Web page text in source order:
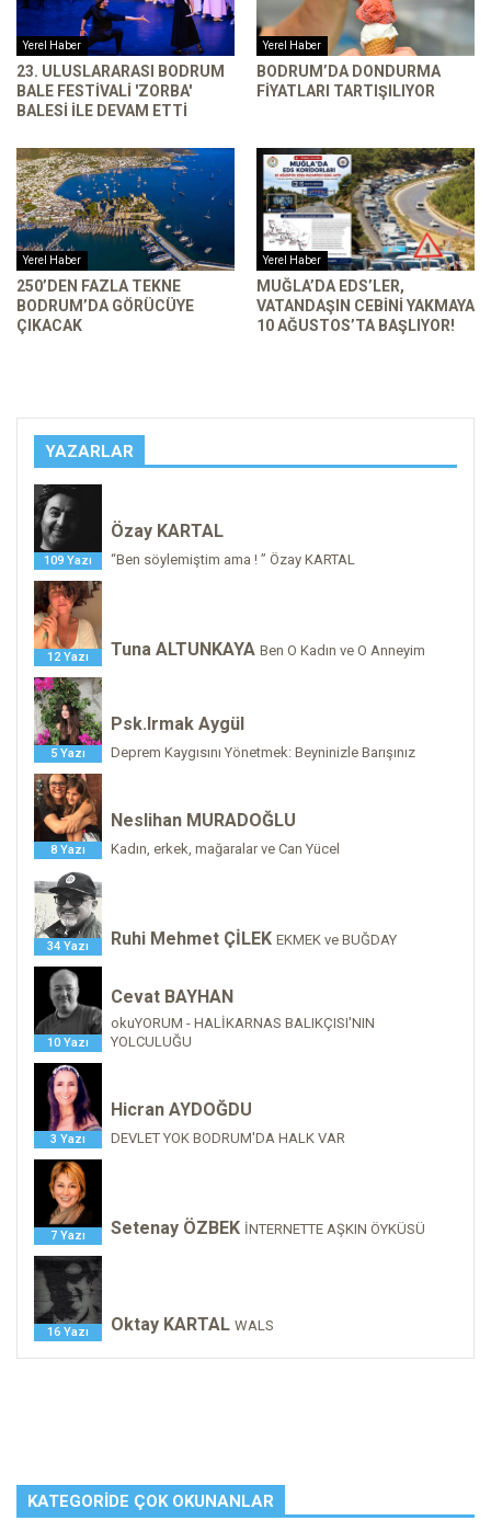
Yerel Haber
23. ULUSLARARASI BODRUM
BALE FESTIVALI 'ZORBA'
BALESI ILE DEVAM ETTI
Yerel Haber
BODRUM’DA DONDURMA
FIYATLARI TARTIŞILIYOR
Yerel Haber
250’DEN FAZLA TEKNE
BODRUM’DA GÖRÜCÜYE
ÇIKACAK
Yerel Haber
MUĞLA’DA EDS’LER,
VATANDAŞIN CEBINI YAKMAYA
10 AĞUSTOS’TA BAŞLIYOR!
YAZARLAR
109 Yazı
Özay KARTAL
“Ben söylemiştim ama ! ” Özay KARTAL
12 Yazı Tuna ALTUNKAYA Ben O Kadın ve O Anneyim
5 Yazı
Psk.Irmak Aygül
Deprem Kaygısını Yönetmek: Beyninizle Barışınız
8 Yazı
Neslihan MURADOĞLU
Kadın, erkek, mağaralar ve Can Yücel
34 Yazı Ruhi Mehmet ÇİLEK EKMEK ve BUĞDAY
10 Yazı
Cevat BAYHAN
okuYORUM - HALİKARNAS BALIKÇISI'NIN
YOLCULUĞU
3 Yazı
Hicran AYDOĞDU
DEVLET YOK BODRUM'DA HALK VAR
7 Yazı Setenay ÖZBEK İNTERNETTE AŞKIN ÖYKÜSÜ
16 Yazı Oktay KARTAL WALS
KATEGORIDE ÇOK OKUNANLAR